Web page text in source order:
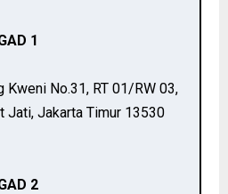
1
Kweni No.31, RT 01/RW 03,
Jati, Jakarta Timur 13530
2